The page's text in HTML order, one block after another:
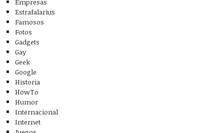
Estrafalarius
Famosos
Fotos
Gadgets
Gay
Geek
Google
Historia
HowTo
Humor
Internacional
Internet